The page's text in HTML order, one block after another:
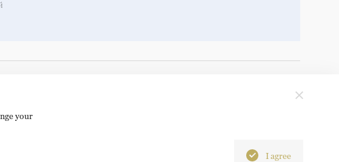
your
I agree